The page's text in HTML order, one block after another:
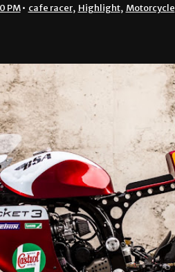
PM • cafe racer, Highlight, Motorcycle